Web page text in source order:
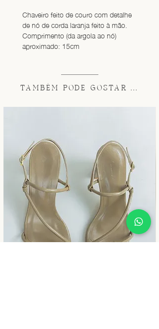
Chaveiro feito de couro com detalhe
de nó de corda laranja feito à mão.
Comprimento (da argola ao nó)
aproximado: 15cm
TAMBÉM PODE GOSTAR ...